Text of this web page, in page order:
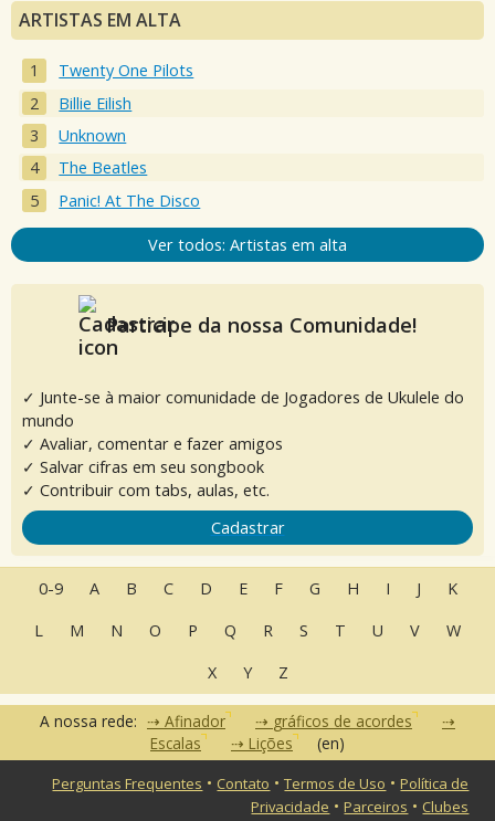
ARTISTAS EM ALTA
Twenty One Pilots
Billie Eilish
Unknown
The Beatles
Panic! At The Disco
Ver todos: Artistas em alta
Participe da nossa Comunidade!
✓ Junte-se à maior comunidade de Jogadores de Ukulele do
mundo
✓ Avaliar, comentar e fazer amigos
✓ Salvar cifras em seu songbook
✓ Contribuir com tabs, aulas, etc.
Cadastrar
0-9 A B C D E F G H I J
K
L
M N O P Q R S T U V
W
X
Y Z
A nossa rede: Afinador
gráficos de acordes
Escalas
Lições (en)
Perguntas Frequentes • Contato •Termos de Uso •Política de
Privacidade •Parceiros • Clubes